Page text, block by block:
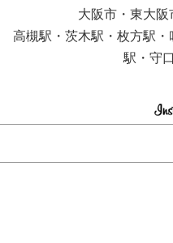
大阪市・東大
高槻駅・茨木駅・枚方駅
駅・守